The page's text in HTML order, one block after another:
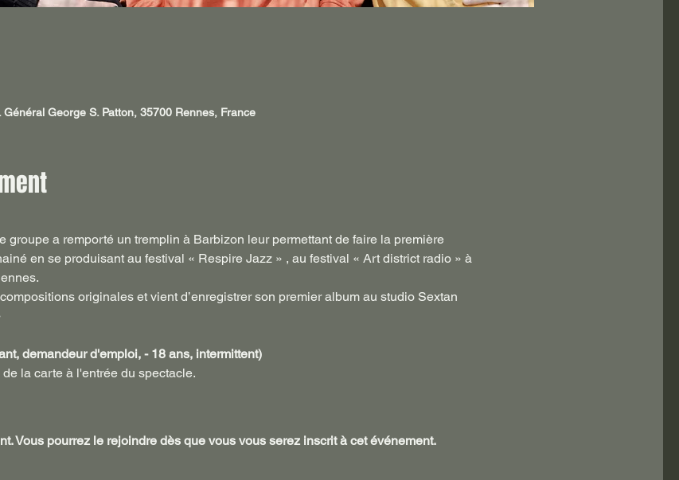
George S. Patton, 35700 Rennes, France
groupe a remporté un tremplin à Barbizon leur permettant de faire la première
en se produisant au festival « Respire Jazz » , au festival « Art district radio » à
originales et vient d’enregistrer son premier album au studio Sextan
demandeur d'emploi, - 18 ans, intermittent)
la carte à l'entrée du spectacle.
Vous pourrez le rejoindre dès que vous vous serez inscrit à cet événement.